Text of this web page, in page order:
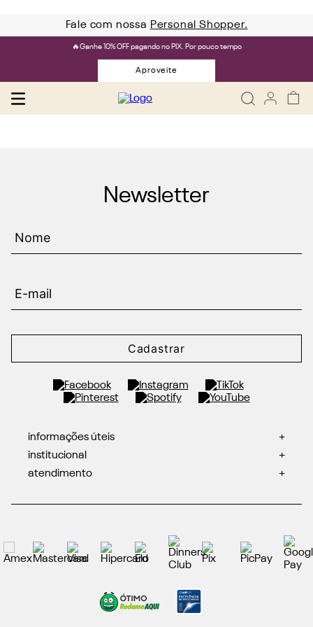
Fale com nossa Personal Shopper.
🔥Ganhe 10% OFF pagando no PIX. Por pouco tempo
Aproveite
Newsletter
Cadastrar
informações úteis
+
institucional
+
atendimento
+